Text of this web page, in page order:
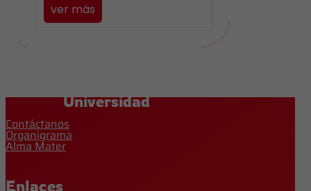
ver más
Universidad
Contáctanos
Organigrama
Alma Mater
Enlaces